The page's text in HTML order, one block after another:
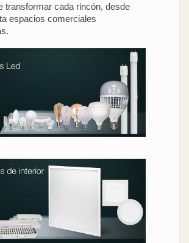
transformar cada rincón, desde
espacios comerciales